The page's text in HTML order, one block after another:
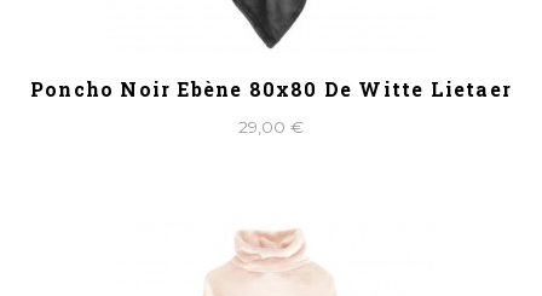
Poncho Noir Ebène 80x80 De Witte Lietaer
29,00 €